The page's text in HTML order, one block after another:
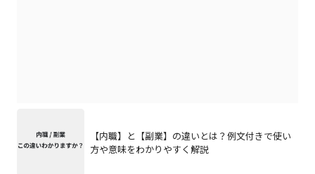
【内職】と【副業】の違いとは？例文付きで使い
方や意味をわかりやすく解説